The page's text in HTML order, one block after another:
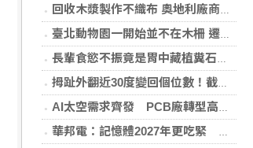
回收木漿製作不織布 奧地利廠商得獎
臺北動物園一開始並不在木柵 遷園40周年之際，舉辧「與象同在、迎象未來」特展！
長輩食慾不振竟是胃中藏植糞石？醫用「可樂」化解危機
拇趾外翻近30度變回個位數！截骨矯正助重返登山活動
AI太空需求齊發 PCB廠轉型高階產品迎收成
華邦電：記憶體2027年更吃緊 啟動高雄廠模組B擴建計畫